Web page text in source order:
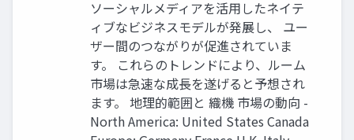
ソーシャルメディアを活用したネイテ
ィブなビジネスモデルが発展し、 ユー
ザー間のつながりが促進されていま
す。 これらのトレンドにより、ルーム
市場は急速な成長を遂げると予想され
ます。 地理的範囲と 織機 市場の動向 -
North America: United States Canada